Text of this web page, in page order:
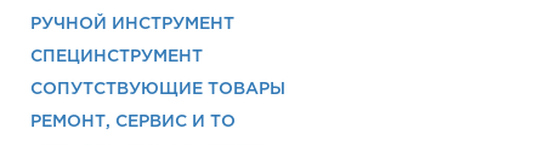
РУЧНОЙ ИНСТРУМЕНТ
СПЕЦИНСТРУМЕНТ
СОПУТСТВУЮЩИЕ ТОВАРЫ
РЕМОНТ, СЕРВИС И ТО